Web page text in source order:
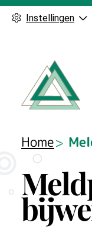
Instellingen
Home